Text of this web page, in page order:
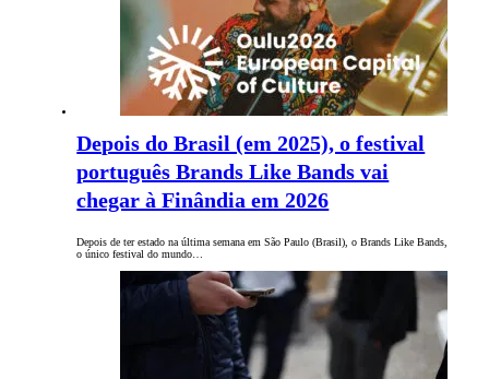
Depois do Brasil (em 2025), o festival
português Brands Like Bands vai
chegar à Finândia em 2026
Depois de ter estado na última semana em São Paulo (Brasil), o Brands Like Bands,
o único festival do mundo…